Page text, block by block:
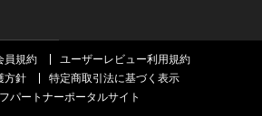
員規約
ユーザーレビュー利用規約
方針
特定商取引法に基づく表示
パートナーポータルサイト